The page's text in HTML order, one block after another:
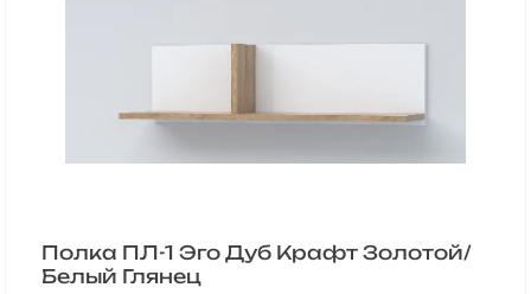
Полка ПЛ-1 Эго Дуб Крафт Золотой/
Белый Глянец